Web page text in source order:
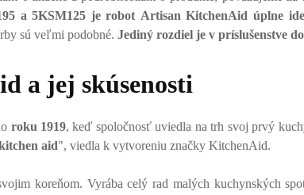
a 5KSM125 je robot Artisan KitchenAid úplne
sú veľmi podobné. Jediný rozdiel je v príslušenstve
a jej skúsenosti
roku 1919, keď spoločnosť uviedla na trh svoj prvý
aid", viedla k vytvoreniu značky KitchenAid.
koreňom. Vyrába celý rad malých kuchynských